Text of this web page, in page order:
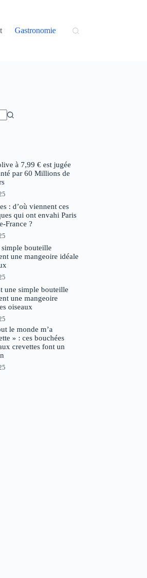
Gastronomie
à 7,99 € est jugée
par 60 Millions de
: d’où viennent ces
qui ont envahi Paris
France ?
bouteille
une mangeoire idéale
une simple bouteille
une mangeoire
oiseaux
le monde m’a
» : ces bouchées
crevettes font un